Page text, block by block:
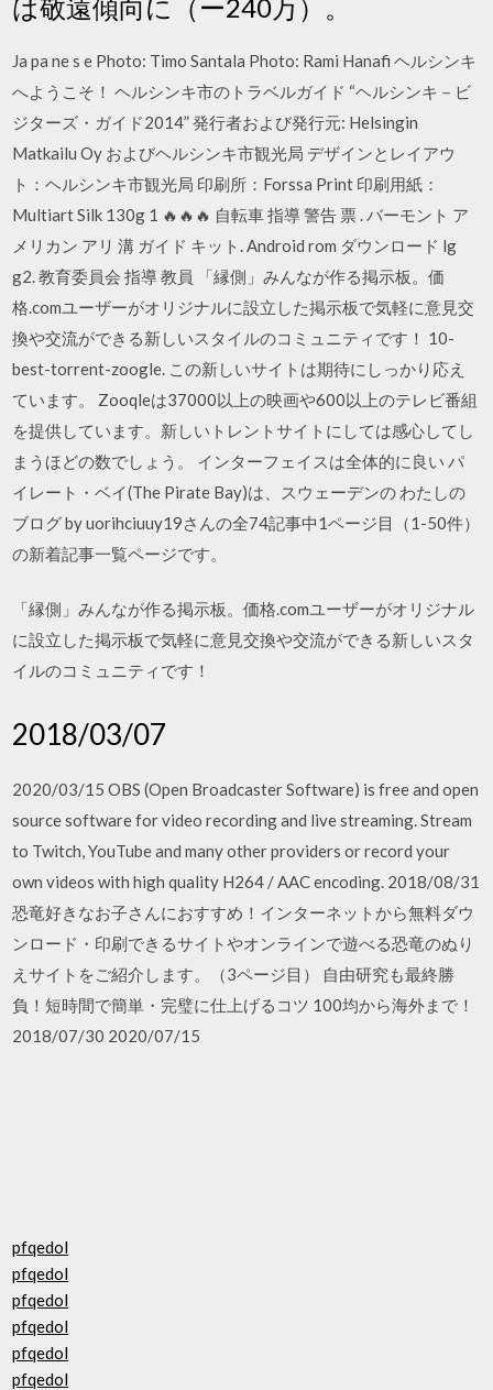
は敬遠傾向に（ー240万）。
Ja pa ne s e Photo: Timo Santala Photo: Rami Hanafi ヘルシンキ
へようこそ！ ヘルシンキ市のトラベルガイド “ヘルシンキ－ビ
ジターズ・ガイド2014” 発行者および発行元: Helsingin
Matkailu Oy およびヘルシンキ市観光局 デザインとレイアウ
ト：ヘルシンキ市観光局 印刷所：Forssa Print 印刷用紙：
Multiart Silk 130g 1 🔥🔥🔥 自転車 指導 警告 票 . バーモント ア
メリカン アリ 溝 ガイド キット. Android rom ダウンロード lg
g2. 教育委員会 指導 教員 「縁側」みんなが作る掲示板。価
格.comユーザーがオリジナルに設立した掲示板で気軽に意見交
換や交流ができる新しいスタイルのコミュニティです！ 10-
best-torrent-zoogle. この新しいサイトは期待にしっかり応え
ています。 Zooqleは37000以上の映画や600以上のテレビ番組
を提供しています。新しいトレントサイトにしては感心してし
まうほどの数でしょう。 インターフェイスは全体的に良い パ
イレート・ベイ(The Pirate Bay)は、スウェーデンの わたしの
ブログ by uorihciuuy19さんの全74記事中1ページ目（1-50件）
の新着記事一覧ページです。
「縁側」みんなが作る掲示板。価格.comユーザーがオリジナル
に設立した掲示板で気軽に意見交換や交流ができる新しいスタ
イルのコミュニティです！
2018/03/07
2020/03/15 OBS (Open Broadcaster Software) is free and open
source software for video recording and live streaming. Stream
to Twitch, YouTube and many other providers or record your
own videos with high quality H264 / AAC encoding. 2018/08/31
恐竜好きなお子さんにおすすめ！インターネットから無料ダウ
ンロード・印刷できるサイトやオンラインで遊べる恐竜のぬり
えサイトをご紹介します。（3ページ目） 自由研究も最終勝
負！短時間で簡単・完璧に仕上げるコツ 100均から海外まで！
2018/07/30 2020/07/15
pfqedol
pfqedol
pfqedol
pfqedol
pfqedol
pfqedol